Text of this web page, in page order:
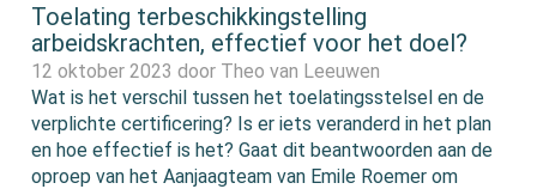
Toelating terbeschikkingstelling
arbeidskrachten, effectief voor het doel?
12 oktober 2023 door Theo van Leeuwen
Wat is het verschil tussen het toelatingsstelsel en de
verplichte certificering? Is er iets veranderd in het plan
en hoe effectief is het? Gaat dit beantwoorden aan de
oproep van het Aanjaagteam van Emile Roemer om